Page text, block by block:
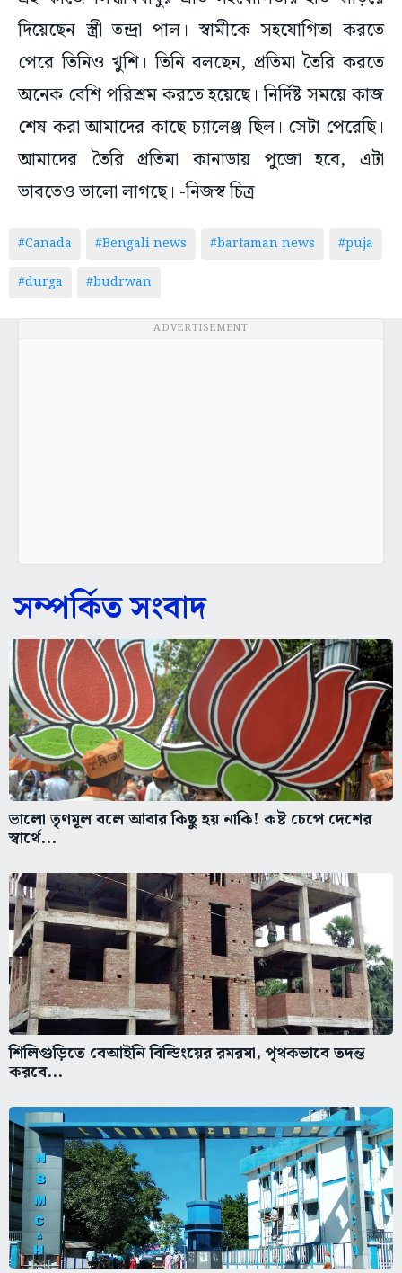
দিয়েছেন স্ত্রী তন্দ্রা পাল। স্বামীকে সহযোগিতা করতে
পেরে তিনিও খুশি। তিনি বলছেন, প্রতিমা তৈরি করতে
অনেক বেশি পরিশ্রম করতে হয়েছে। নির্দিষ্ট সময়ে কাজ
শেষ করা আমাদের কাছে চ্যালেঞ্জ ছিল। সেটা পেরেছি।
আমাদের তৈরি প্রতিমা কানাডায় পুজো হবে, এটা
ভাবতেও ভালো লাগছে। -নিজস্ব চিত্র
#Canada #Bengali news #bartaman news
#puja
#durga
#budrwan
ADVERTISEMENT
সম্পর্কিত সংবাদ
ভালো তৃণমূল বলে আবার কিছু হয় নাকি! কষ্ট চেপে দেশের
স্বার্থে...
শিলিগুড়িতে বেআইনি বিল্ডিংয়ের রমরমা, পৃথকভাবে তদন্ত
করবে...